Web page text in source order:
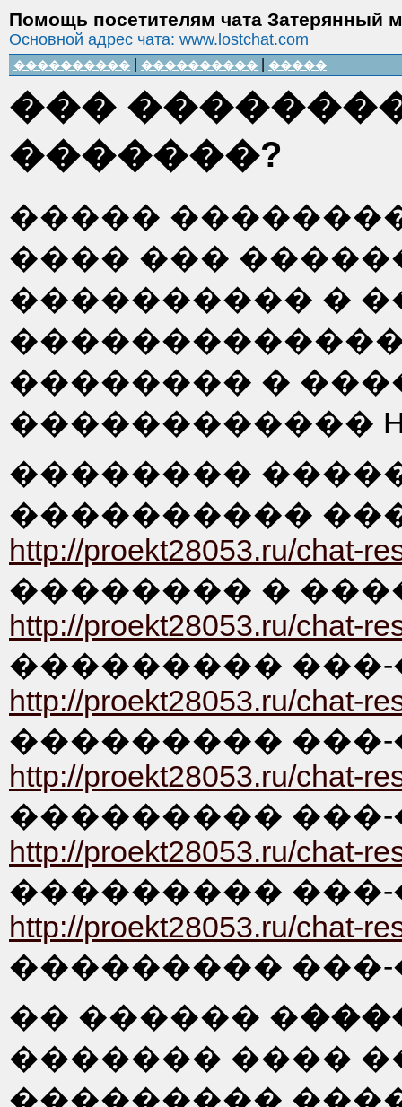
Помощь посетителям чата Затерянный
Основной адрес чата: www.lostchat.com
���������� ���������� �����
���
�������?
����� ��������
���� ���
���������� �
�������� �
������������
��������
����������
http://proekt28053.ru/chat-
�������� �
http://proekt28053.ru/chat-
��������� ���-
http://proekt28053.ru/chat-
��������� ���-
http://proekt28053.ru/chat-
��������� ���-
http://proekt28053.ru/chat-
��������� ���-
http://proekt28053.ru/chat-
��������� ���-
�� ������ �
������� ����
���������